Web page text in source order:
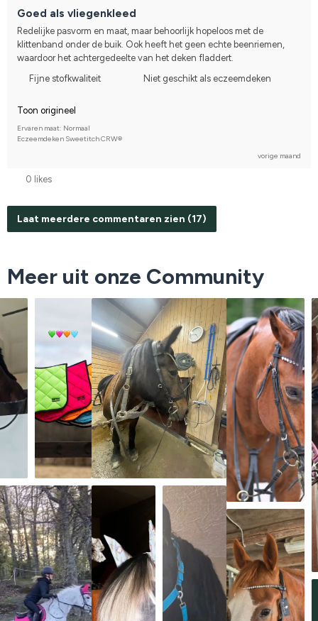
Goed als vliegenkleed
Redelijke pasvorm en maat, maar behoorlijk hopeloos met de
klittenband onder de buik. Ook heeft het geen echte beenriemen,
waardoor het achtergedeelte van het deken fladdert.
Fijne stofkwaliteit
Niet geschikt als eczeemdeken
Toon origineel
Ervaren maat: Normaal
Eczeemdeken Sweetitch CRW®
vorige maand
0 likes
Laat meerdere commentaren zien (17)
Meer uit onze Community